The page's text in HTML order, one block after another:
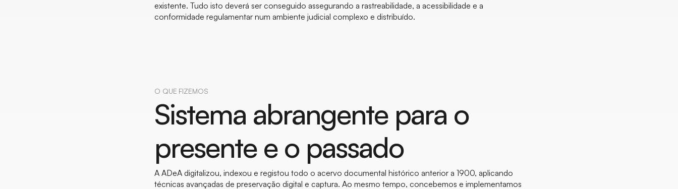
existente. Tudo isto deverá ser conseguido assegurando a rastreabilidade, a acessibilidade e a
conformidade regulamentar num ambiente judicial complexo e distribuído.
O QUE FIZEMOS
Sistema abrangente para o
presente e o passado
A ADeA digitalizou, indexou e registou todo o acervo documental histórico anterior a 1900, aplicando
técnicas avançadas de preservação digital e captura. Ao mesmo tempo, concebemos e implementamos